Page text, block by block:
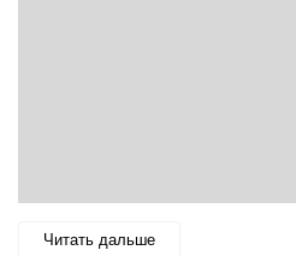
Читать дальше